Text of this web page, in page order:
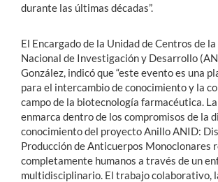
durante las últimas décadas”.
El Encargado de la Unidad de Centros de
Nacional de Investigación y Desarrollo
González, indicó que “este evento es una
para el intercambio de conocimiento y la
campo de la biotecnología farmacéutica.
enmarca dentro de los compromisos de la
conocimiento del proyecto Anillo ANID:
Producción de Anticuerpos Monoclonares
completamente humanos a través de un
multidisciplinario. El trabajo colaborativo,